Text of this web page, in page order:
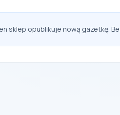
sklep opublikuje nową gazetkę.